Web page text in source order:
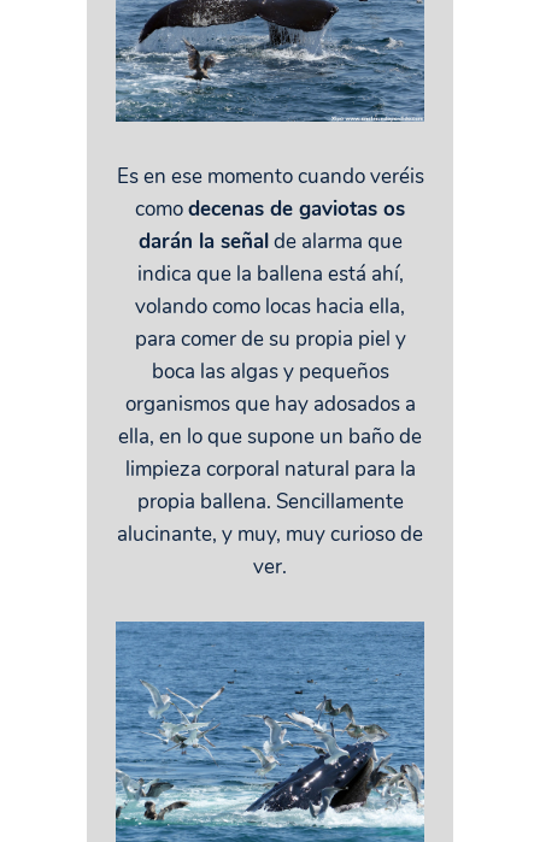
Es en ese momento cuando veréis
comodecenas de gaviotas os
darán la señalde alarma que
indica que la ballena está ahí,
volando como locas hacia ella,
para comer de su propia piel y
boca las algas y pequeños
organismos que hay adosados a
ella, en lo que supone un baño de
limpieza corporal natural para la
propia ballena. Sencillamente
alucinante, y muy, muy curioso de
ver.